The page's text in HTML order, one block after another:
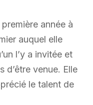
année à
auquel elle
l’y a invitée et
d’être venue. Elle
le talent de